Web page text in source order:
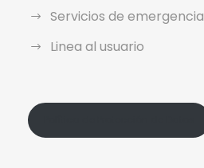
Servicios de emergencia
Linea al usuario